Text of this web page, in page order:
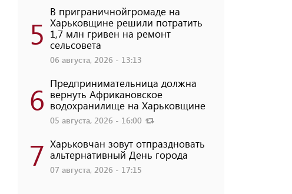
5
В приграничнойгромаде на
Харьковщине решили потратить
1,7 млн ​​гривен на ремонт
сельсовета
06 августа, 2026 - 13:13
6 Предпринимательница должна
вернуть Африкановское
водохранилище на Харьковщине
05 августа, 2026 - 16:00
7 Харьковчан зовут отпраздновать
альтернативный День города
07 августа, 2026 - 17:15